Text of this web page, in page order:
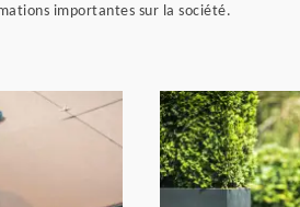
importantes sur la société.